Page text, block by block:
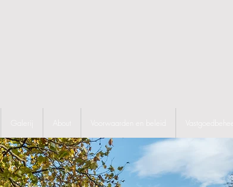
About Voorwaarden en beleid Vastgoedbeheer